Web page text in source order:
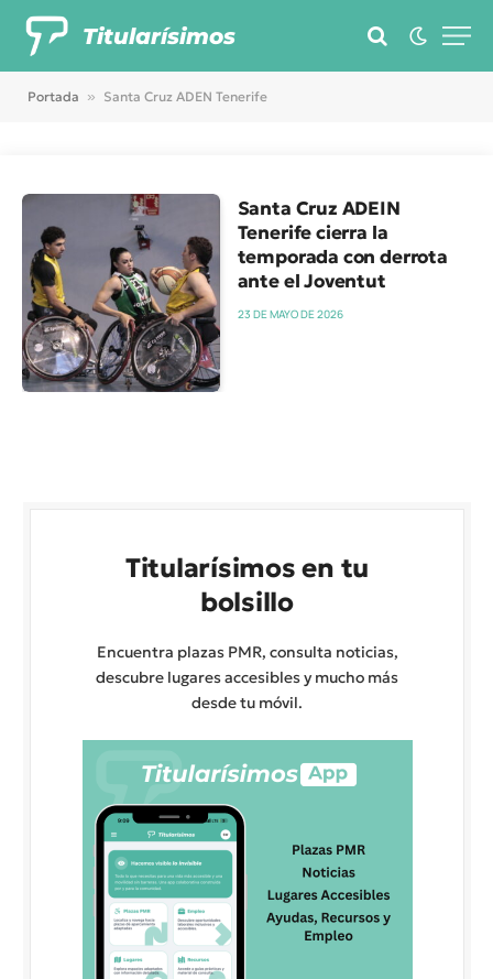
Titularísimos
Portada » Santa Cruz ADEN Tenerife
Santa Cruz ADEIN
Tenerife cierra la
temporada con derrota
ante el Joventut
23 DE MAYO DE 2026
Titularísimos en tu
bolsillo
Encuentra plazas PMR, consulta noticias,
descubre lugares accesibles y mucho más
desde tu móvil.